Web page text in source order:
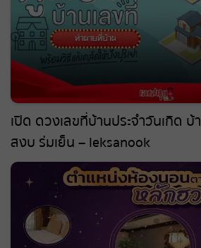
เปิด ดวงเลขที่บ้านประจำวันเกิด
สงบ ร่มเย็น – leksanook